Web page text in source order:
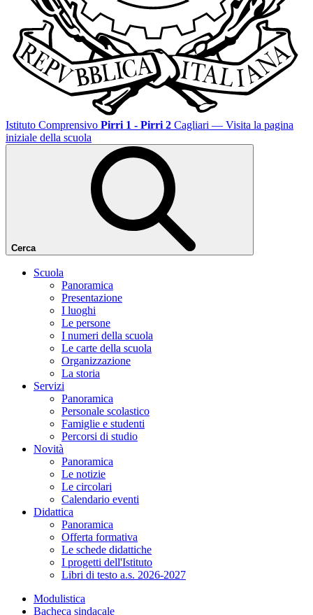
Istituto Comprensivo Pirri 1 - Pirri 2 Cagliari — Visita la pagina
iniziale della scuola
Cerca
Scuola
Panoramica
Presentazione
I luoghi
Le persone
I numeri della scuola
Le carte della scuola
Organizzazione
La storia
Servizi
Panoramica
Personale scolastico
Famiglie e studenti
Percorsi di studio
Novità
Panoramica
Le notizie
Le circolari
Calendario eventi
Didattica
Panoramica
Offerta formativa
Le schede didattiche
I progetti dell'Istituto
Libri di testo a.s. 2026-2027
Modulistica
Bacheca sindacale